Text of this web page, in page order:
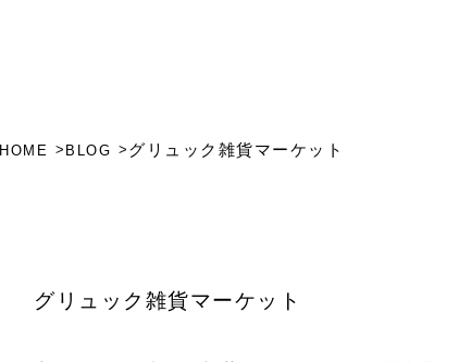
HOME BLOG グリュック雑貨マーケット
グリュック雑貨マーケット